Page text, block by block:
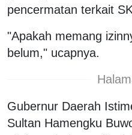
pencermatan terkait
"Apakah memang
belum," ucapnya.
Gubernur Daerah
Sultan Hamengku